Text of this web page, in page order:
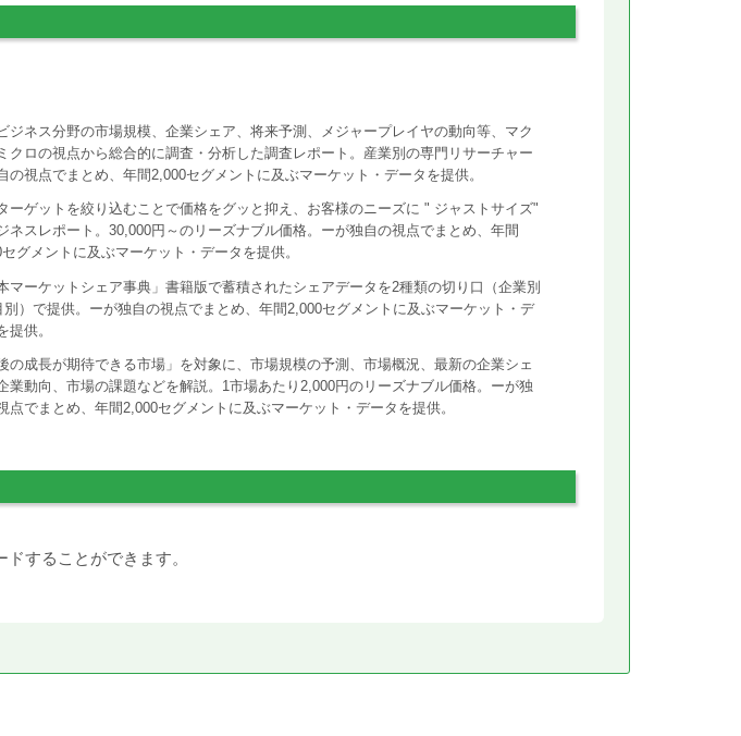
ジネス分野の市場規模、企業シェア、将来予測、メジャープレイヤの動向等、マク
クロの視点から総合的に調査・分析した調査レポート。産業別の専門リサーチャー
の視点でまとめ、年間2,000セグメントに及ぶマーケット・データを提供。
ーゲットを絞り込むことで価格をグッと抑え、お客様のニーズに " ジャストサイズ"
ネスレポート。30,000円～のリーズナブル価格。ーが独自の視点でまとめ、年間
グメントに及ぶマーケット・データを提供。
マーケットシェア事典」書籍版で蓄積されたシェアデータを2種類の切り口（企業別
別）で提供。ーが独自の視点でまとめ、年間2,000セグメントに及ぶマーケット・デ
提供。
の成長が期待できる市場」を対象に、市場規模の予測、市場概況、最新の企業シェ
業動向、市場の課題などを解説。1市場あたり2,000円のリーズナブル価格。ーが独
点でまとめ、年間2,000セグメントに及ぶマーケット・データを提供。
することができます。